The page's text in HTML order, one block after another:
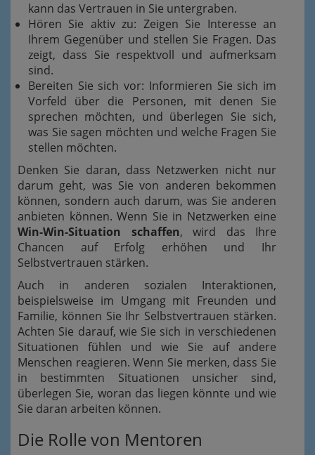
kann das Vertrauen in Sie untergraben.
Hören Sie aktiv zu: Zeigen Sie Interesse an
Ihrem Gegenüber und stellen Sie Fragen. Das
zeigt, dass Sie respektvoll und aufmerksam
sind.
Bereiten Sie sich vor: Informieren Sie sich im
Vorfeld über die Personen, mit denen Sie
sprechen möchten, und überlegen Sie sich,
was Sie sagen möchten und welche Fragen Sie
stellen möchten.
Denken Sie daran, dass Netzwerken nicht nur
darum geht, was Sie von anderen bekommen
können, sondern auch darum, was Sie anderen
anbieten können. Wenn Sie in Netzwerken eine
Win-Win-Situation schaffen, wird das Ihre
Chancen auf Erfolg erhöhen und Ihr
Selbstvertrauen stärken.
Auch in anderen sozialen Interaktionen,
beispielsweise im Umgang mit Freunden und
Familie, können Sie Ihr Selbstvertrauen stärken.
Achten Sie darauf, wie Sie sich in verschiedenen
Situationen fühlen und wie Sie auf andere
Menschen reagieren. Wenn Sie merken, dass Sie
in bestimmten Situationen unsicher sind,
überlegen Sie, woran das liegen könnte und wie
Sie daran arbeiten können.
Die Rolle von Mentoren